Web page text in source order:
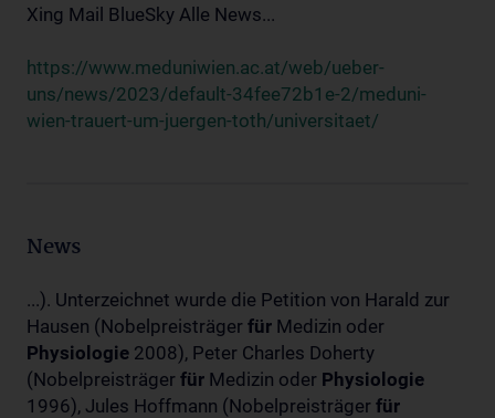
Xing Mail BlueSky Alle News...
https://www.meduniwien.ac.at/web/ueber-
uns/news/2023/default-34fee72b1e-2/meduni-
wien-trauert-um-juergen-toth/universitaet/
News
...). Unterzeichnet wurde die Petition von Harald zur
Hausen (Nobelpreisträger für Medizin oder
Physiologie 2008), Peter Charles Doherty
(Nobelpreisträger für Medizin oder Physiologie
1996), Jules Hoffmann (Nobelpreisträger für